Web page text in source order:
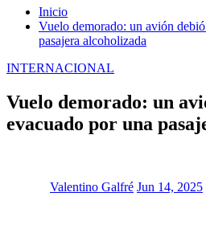
Inicio
Vuelo demorado: un avión
pasajera alcoholizada
INTERNACIONAL
Vuelo demorado: un
evacuado por una
Valentino Galfré Jun 14, 2025